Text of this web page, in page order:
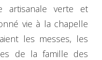
artisanale verte et
vie à la chapelle
les messes, les
de la famille des